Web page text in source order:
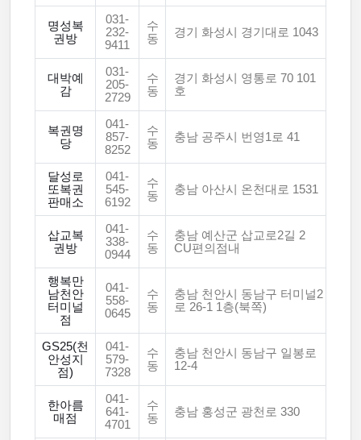
명성복
권방
031-
232-
9411
수
동
경기 화성시 경기대로 1043
대박예
감
031-
205-
2729
수
동
경기 화성시 영통로 70 101
호
복권명
당
041-
857-
8252
수
동
충남 공주시 번영1로 41
달성로
또복권
판매소
041-
545-
6192
수
동
충남 아산시 온천대로 1531
삽교복
권방
041-
338-
0944
수
동
충남 예산군 삽교로2길 2
CU편의점내
행복만
남천안
터미널
점
041-
558-
0645
수
동
충남 천안시 동남구 터미널2
로 26-1 1층(북쪽)
GS25(천
안성지
점)
041-
579-
7328
수
동
충남 천안시 동남구 일봉로
12-4
한아름
매점
041-
641-
4701
수
동
충남 홍성군 광천로 330